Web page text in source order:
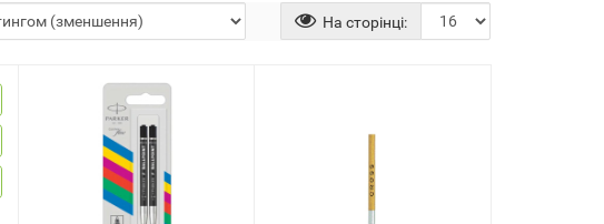
На сторінці: